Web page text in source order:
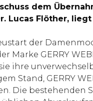
dem
Lucas Flöther,
der
Marke GERRY
ihre
Stand, GERRY
Die bestehenden